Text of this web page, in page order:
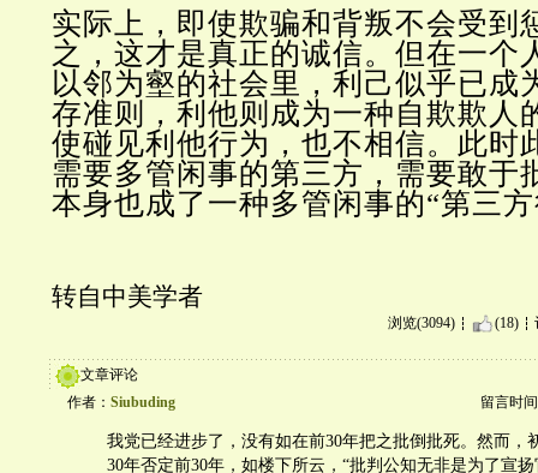
实际上，即使欺骗和背叛不会受到
之，这才是真正的诚信。但在一个
以邻为壑的社会里，利己似乎已成
存准则，利他则成为一种自欺欺人
使碰见利他行为，也不相信。此时
需要多管闲事的第三方，需要敢于
本身也成了一种多管闲事的“第三
转自中美学者
浏览(3094) (18)
文章评论
作者： Siubuding 留言时
我党已经进步了，没有如在前30年把之批倒批死。然而，
30年否定前30年，如楼下所云，“批判公知无非是为了宣扬